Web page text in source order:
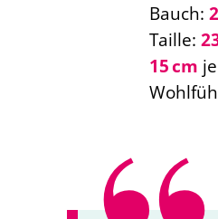
Bauch:
Taille:
15 cm